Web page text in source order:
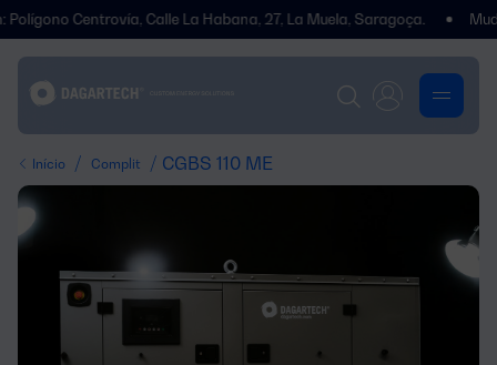
Centrovía, Calle La Habana, 27, La Muela, Saragoça.
Início / Complit / CGBS 110 ME